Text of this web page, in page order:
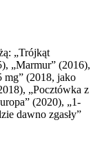
„Trójkąt
„Marmur” (2016),
mg” (2018, jako
„Pocztówka z
(2020), „1-
dawno zgasły”